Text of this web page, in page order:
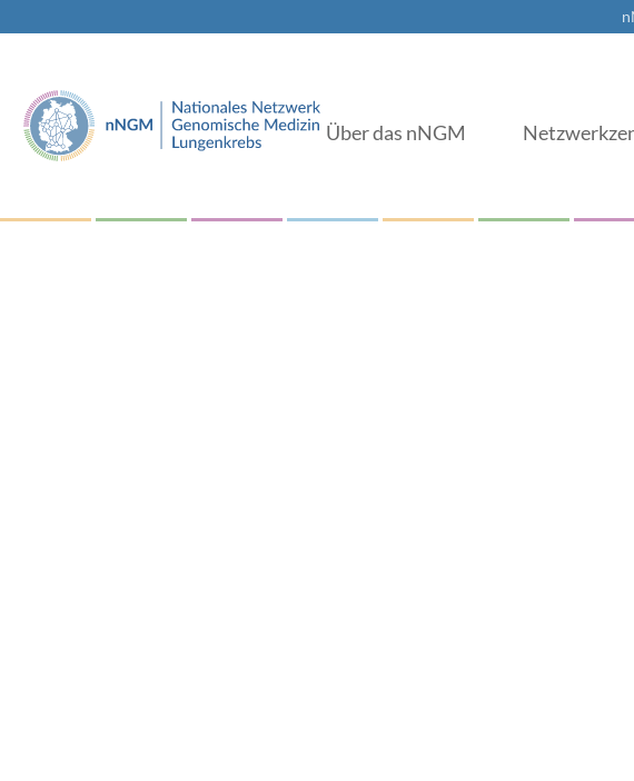
Über das nNGM